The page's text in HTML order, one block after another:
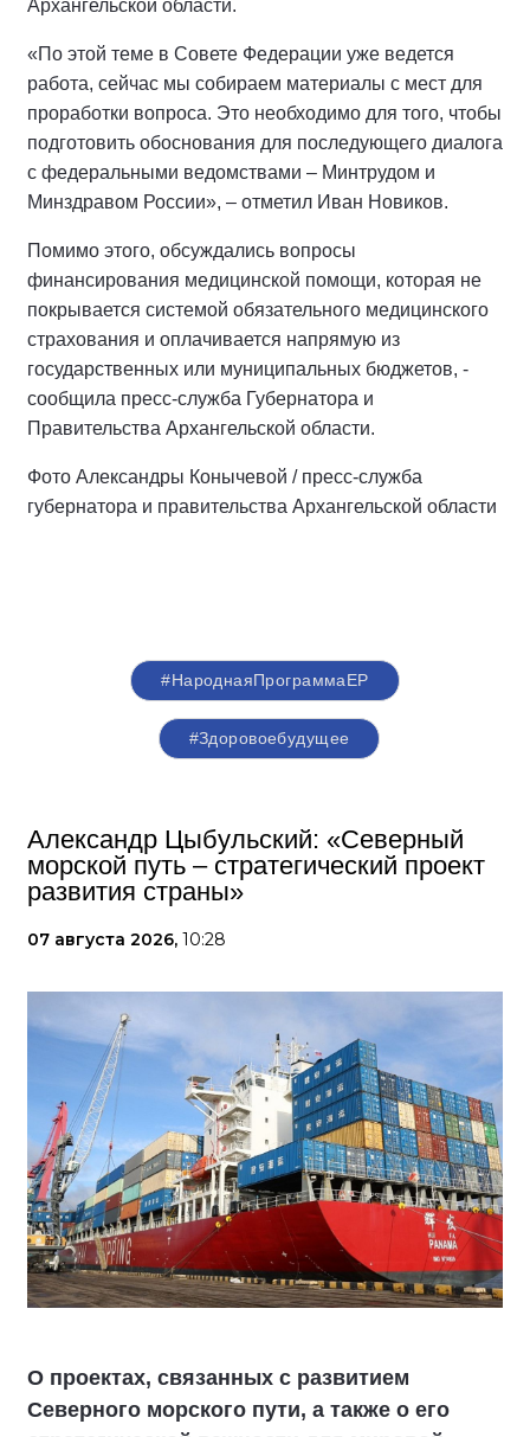
Архангельской области.
«По этой теме в Совете Федерации уже ведется
работа, сейчас мы собираем материалы с мест для
проработки вопроса. Это необходимо для того, чтобы
подготовить обоснования для последующего диалога
с федеральными ведомствами – Минтрудом и
Минздравом России», – отметил Иван Новиков.
Помимо этого, обсуждались вопросы
финансирования медицинской помощи, которая не
покрывается системой обязательного медицинского
страхования и оплачивается напрямую из
государственных или муниципальных бюджетов, -
сообщила пресс-служба Губернатора и
Правительства Архангельской области.
Фото Александры Конычевой / пресс-служба
губернатора и правительства Архангельской области
#НароднаяПрограммаЕР
#Здоровоебудущее
Александр Цыбульский: «Северный
морской путь – стратегический проект
развития страны»
07 августа 2026, 10:28
О проектах, связанных с развитием
Северного морского пути, а также о его